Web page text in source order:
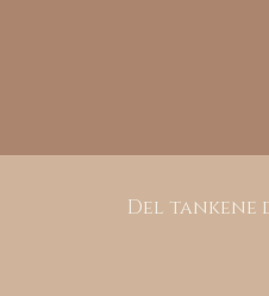
Del tankene